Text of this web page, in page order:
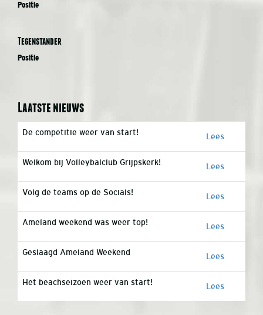
Positie
Tegenstander
Positie
Laatste nieuws
De competitie weer van start! Lees
Welkom bij Volleybalclub Grijpskerk! Lees
Volg de teams op de Socials! Lees
Ameland weekend was weer top! Lees
Geslaagd Ameland Weekend Lees
Het beachseizoen weer van start! Lees